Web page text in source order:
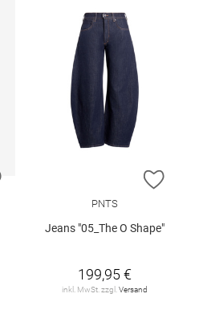
ZUR WUNSCHLISTE HINZUFÜGEN
ZUR
PNTS
Jeans "05_The O Shape"
199,95 €
inkl. MwSt. zzgl. Versand